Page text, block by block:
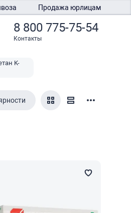
Продажа юрлицам
8 800 775-75-54
Контакты
K-